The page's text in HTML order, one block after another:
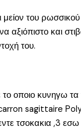
μείον του
αξιόπιστο και
του.
οποιο κυνηγω τα
sagittaire
τσοκακια ,3 εσω